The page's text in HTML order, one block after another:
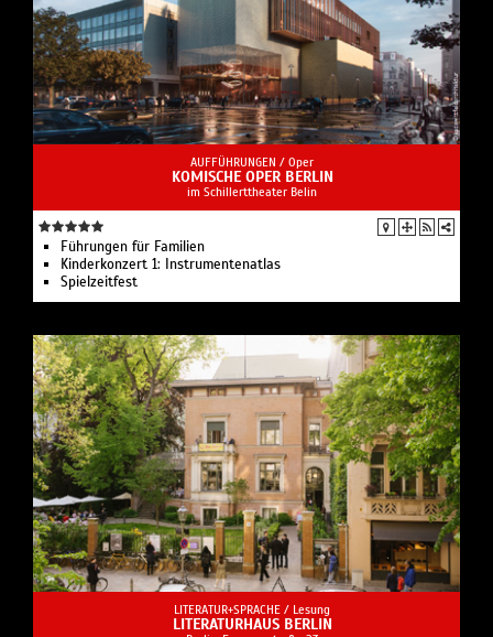
AUFFÜHRUNGEN / Oper
KOMISCHE OPER BERLIN
im Schillerttheater Belin
Führungen für Familien
Kinderkonzert 1: Instru­men­ten­atlas
Spielzeit­fest
LITERATUR+SPRACHE / Lesung
LITERATURHAUS BERLIN